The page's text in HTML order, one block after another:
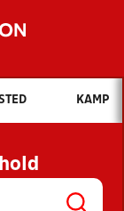
du søge efter?
NYHEDER
OG
KAMP